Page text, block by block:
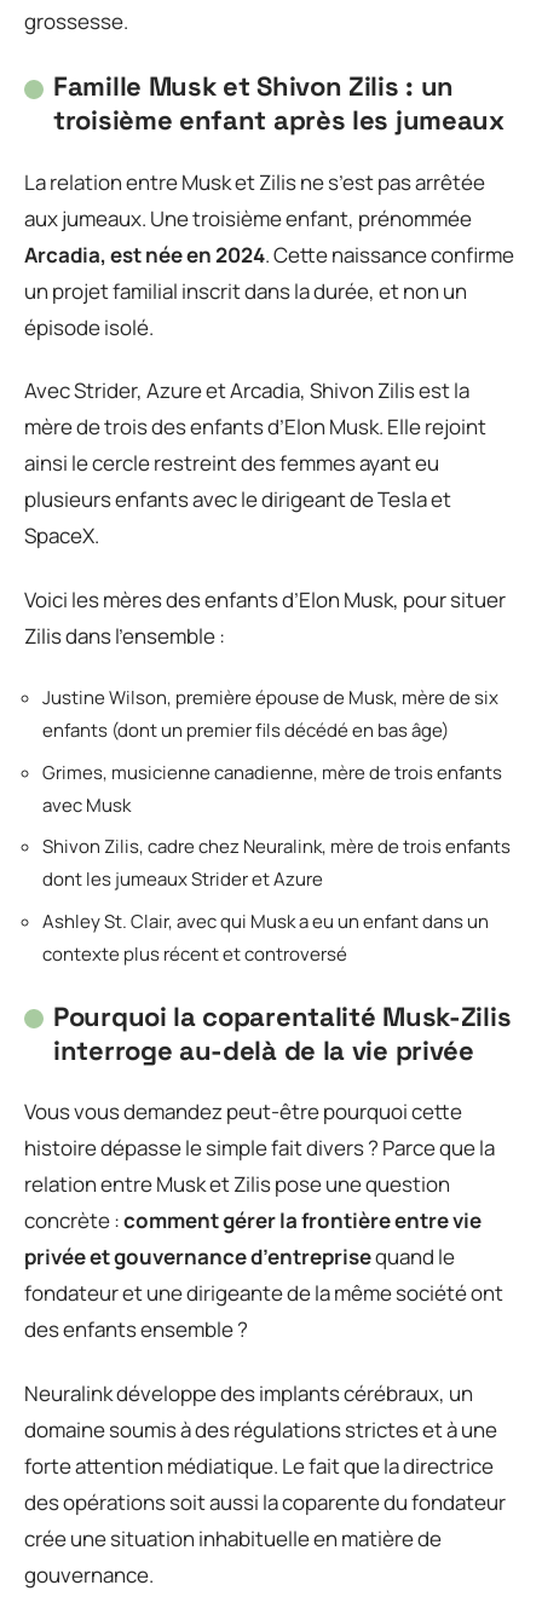
grossesse.
Famille Musk et Shivon Zilis : un
troisième enfant après les jumeaux
La relation entre Musk et Zilis ne s’est pas arrêtée
aux jumeaux. Une troisième enfant, prénommée
Arcadia, est née en 2024. Cette naissance confirme
un projet familial inscrit dans la durée, et non un
épisode isolé.
Avec Strider, Azure et Arcadia, Shivon Zilis est la
mère de trois des enfants d’Elon Musk. Elle rejoint
ainsi le cercle restreint des femmes ayant eu
plusieurs enfants avec le dirigeant de Tesla et
SpaceX.
Voici les mères des enfants d’Elon Musk, pour situer
Zilis dans l’ensemble :
Justine Wilson, première épouse de Musk, mère de six
enfants (dont un premier fils décédé en bas âge)
Grimes, musicienne canadienne, mère de trois enfants
avec Musk
Shivon Zilis, cadre chez Neuralink, mère de trois enfants
dont les jumeaux Strider et Azure
Ashley St. Clair, avec qui Musk a eu un enfant dans un
contexte plus récent et controversé
Pourquoi la coparentalité Musk-Zilis
interroge au-delà de la vie privée
Vous vous demandez peut-être pourquoi cette
histoire dépasse le simple fait divers ? Parce que la
relation entre Musk et Zilis pose une question
concrète :comment gérer la frontière entre vie
privée et gouvernance d’entreprisequand le
fondateur et une dirigeante de la même société ont
des enfants ensemble ?
Neuralink développe des implants cérébraux, un
domaine soumis à des régulations strictes et à une
forte attention médiatique. Le fait que la directrice
des opérations soit aussi la coparente du fondateur
crée une situation inhabituelle en matière de
gouvernance.